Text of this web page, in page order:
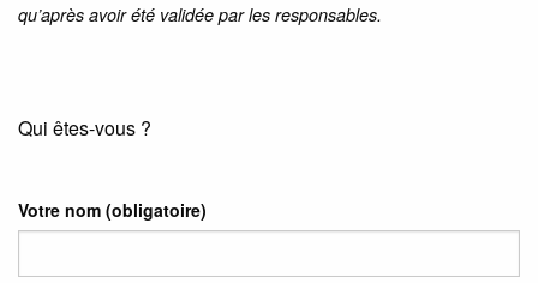
qu’après avoir été validée par les responsables.
Qui êtes-vous ?
Votre nom (obligatoire)